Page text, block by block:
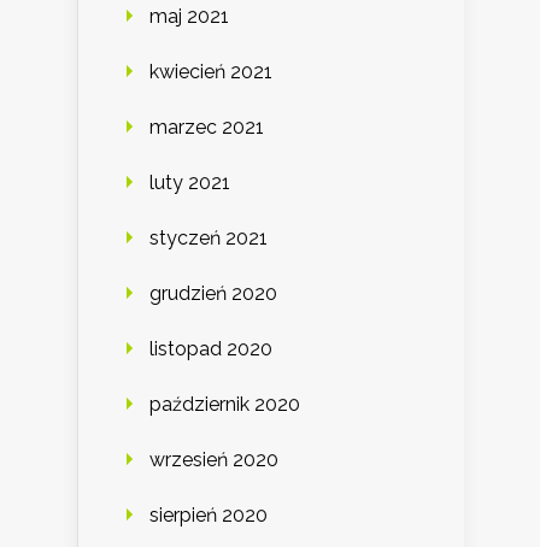
maj 2021
kwiecień 2021
marzec 2021
luty 2021
styczeń 2021
grudzień 2020
listopad 2020
październik 2020
wrzesień 2020
sierpień 2020